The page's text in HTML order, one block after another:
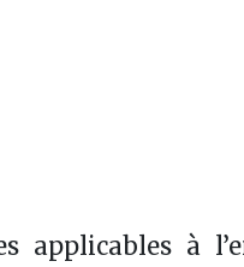
applicables à